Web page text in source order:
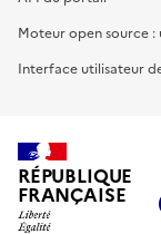
Moteur open source :
Interface utilisateur
RÉPUBLIQUE
FRANÇAISE